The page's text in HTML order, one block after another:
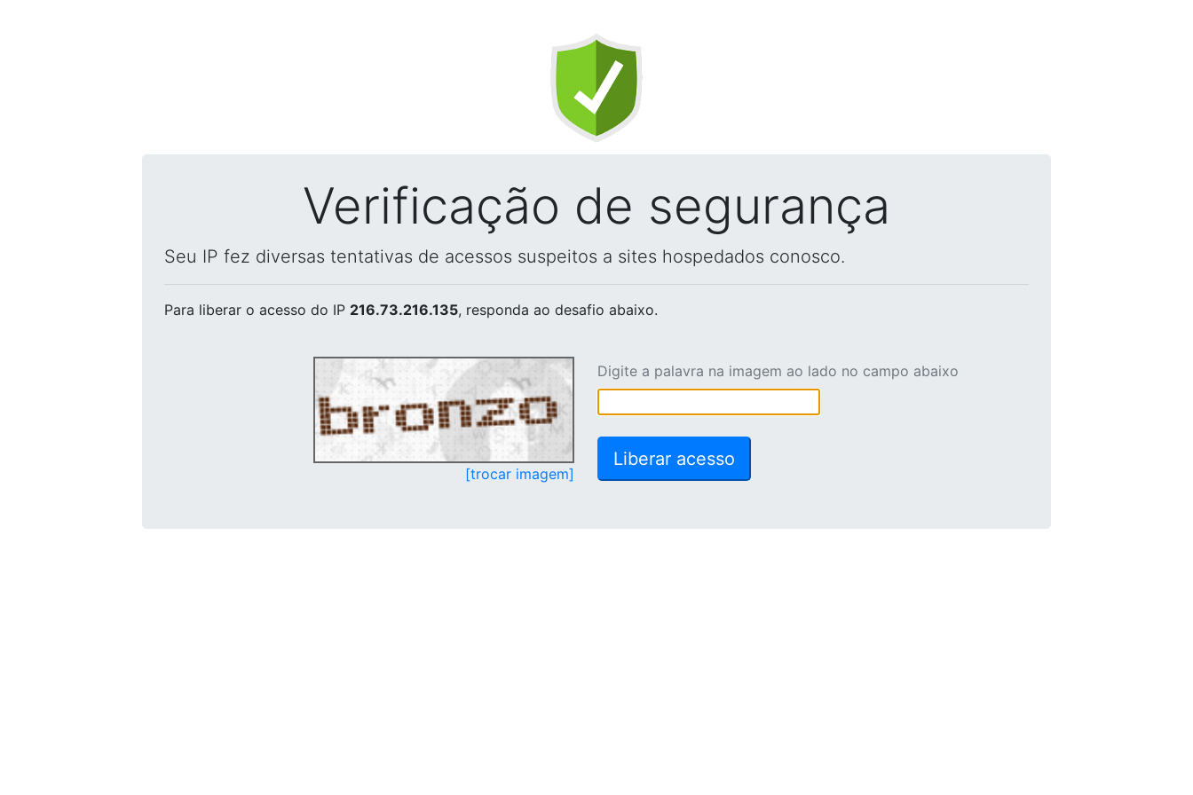
Verificação de segurança
Seu IP fez diversas tentativas de acessos suspeitos a sites hospedados conosco.
Para liberar o acesso do IP 216.73.216.135, responda ao desafio abaixo.
[trocar imagem]
Digite a palavra na imagem ao lado no campo abaixo